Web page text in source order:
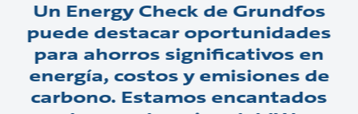
Un Energy Check de Grundfos
puede destacar oportunidades
para ahorros significativos en
energía, costos y emisiones de
carbono. Estamos encantados